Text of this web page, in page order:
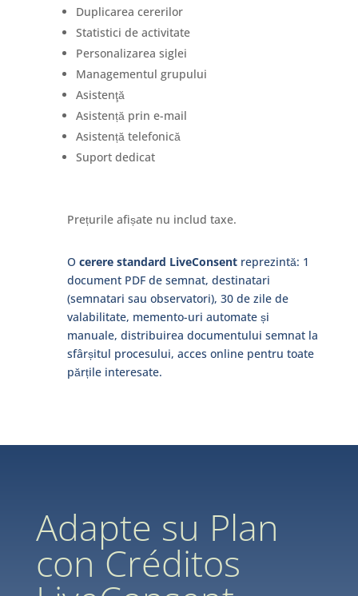
Duplicarea cererilor
Statistici de activitate
Personalizarea siglei
Managementul grupului
Asistenţă
Asistență prin e-mail
Asistență telefonică
Suport dedicat
Prețurile afișate nu includ taxe.
Ocerere standard LiveConsent reprezintă: 1
document PDF de semnat, destinatari
(semnatari sau observatori), 30 de zile de
valabilitate, memento-uri automate și
manuale, distribuirea documentului semnat la
sfârșitul procesului, acces online pentru toate
părțile interesate.
Adapte su Plan
con Créditos